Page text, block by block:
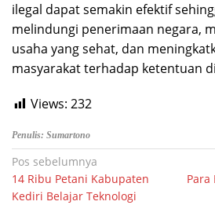
ilegal dapat semakin efektif
melindungi penerimaan negara,
usaha yang sehat, dan
masyarakat terhadap ketentuan
Views: 232
Penulis: Sumartono
Navigasi
pos
Pos sebelumnya
14 Ribu Petani Kabupaten
Kediri Belajar Teknologi
Para